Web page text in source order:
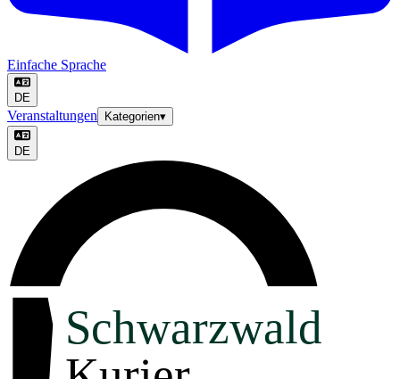
Einfache Sprache
DE
Veranstaltungen Kategorien▾
DE